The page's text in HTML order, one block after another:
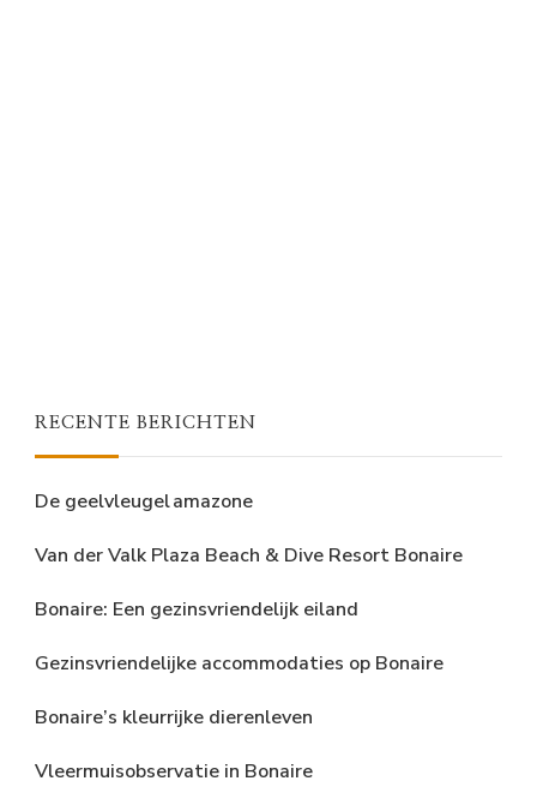
RECENTE BERICHTEN
De geelvleugel amazone
Van der Valk Plaza Beach & Dive Resort Bonaire
Bonaire: Een gezinsvriendelijk eiland
Gezinsvriendelijke accommodaties op Bonaire
Bonaire’s kleurrijke dierenleven
Vleermuisobservatie in Bonaire